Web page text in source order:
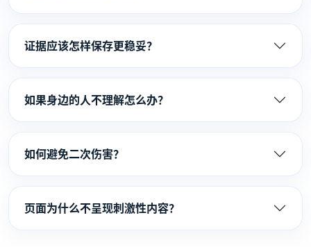
证据应该怎样保存更稳妥？
如果身边的人不理解怎么办？
如何避免二次伤害？
页面为什么不呈现刺激性内容？